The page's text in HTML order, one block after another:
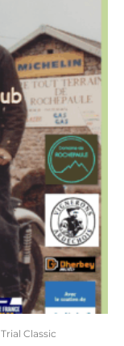
Trial Classic